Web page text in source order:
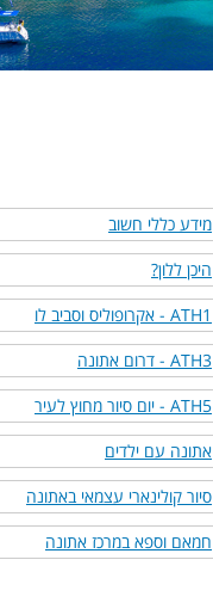
מידע כללי חשוב
היכן ללון?
ATH1 - אקרופוליס וסביב לו
ATH3 - דרום אתונה
ATH5 - יום סיור מחוץ לעיר
אתונה עם ילדים
סיור קולינארי עצמאי באתונה
חמאם וספא במרכז אתונה